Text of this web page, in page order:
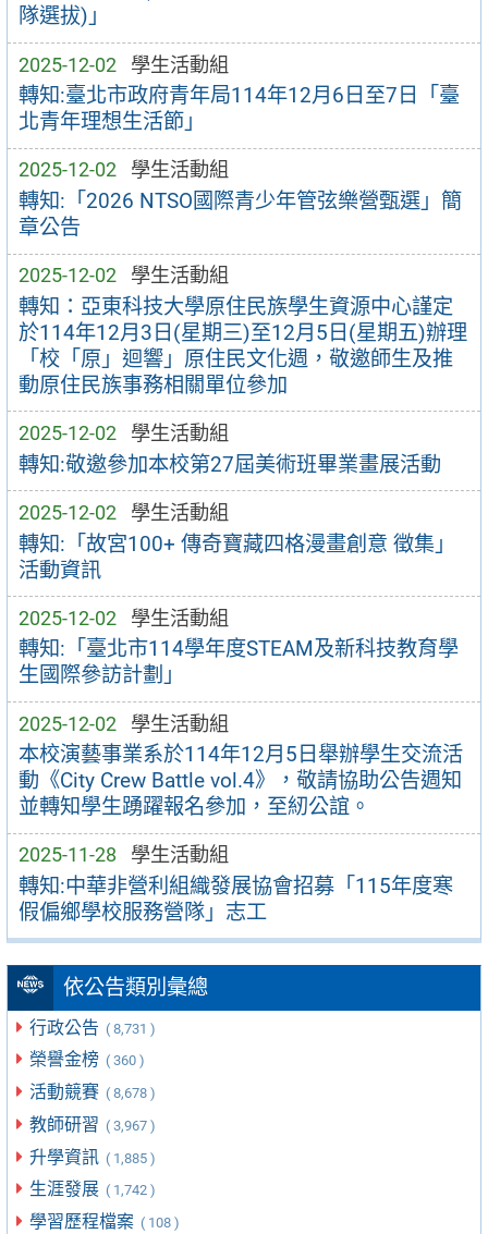
隊選拔)」
2025-12-02 學生活動組
轉知:臺北市政府青年局114年12月6日至7日「臺
北青年理想生活節」
2025-12-02 學生活動組
轉知:「2026 NTSO國際青少年管弦樂營甄選」簡
章公告
2025-12-02 學生活動組
轉知：亞東科技大學原住民族學生資源中心謹定
於114年12月3日(星期三)至12月5日(星期五)辦理
「校「原」迴響」原住民文化週，敬邀師生及推
動原住民族事務相關單位參加
2025-12-02 學生活動組
轉知:敬邀參加本校第27屆美術班畢業畫展活動
2025-12-02 學生活動組
轉知:「故宮100+ 傳奇寶藏四格漫畫創意 徵集」
活動資訊
2025-12-02 學生活動組
轉知:「臺北市114學年度STEAM及新科技教育學
生國際參訪計劃」
2025-12-02 學生活動組
本校演藝事業系於114年12月5日舉辦學生交流活
動《City Crew Battle vol.4》，敬請協助公告週知
並轉知學生踴躍報名參加，至紉公誼。
2025-11-28 學生活動組
轉知:中華非營利組織發展協會招募「115年度寒
假偏鄉學校服務營隊」志工
依公告類別彙總
行政公告 ( 8,731 )
榮譽金榜 ( 360 )
活動競賽 ( 8,678 )
教師研習 ( 3,967 )
升學資訊 ( 1,885 )
生涯發展 ( 1,742 )
學習歷程檔案 ( 108 )